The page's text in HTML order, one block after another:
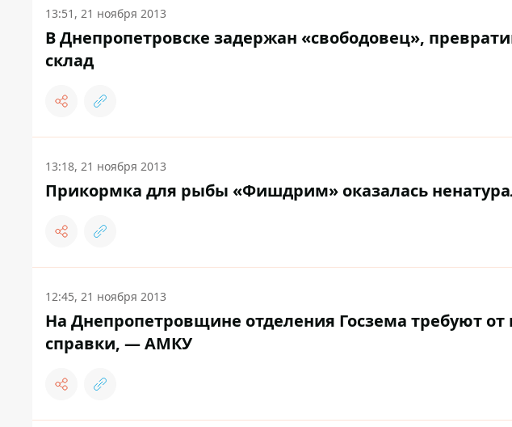
13:51, 21 ноября 2013
В Днепропетровске задержан «свободовец»,
склад
13:18, 21 ноября 2013
Прикормка для рыбы «Фишдрим» оказалась
12:45, 21 ноября 2013
На Днепропетровщине отделения Госзема требуют
справки, — АМКУ